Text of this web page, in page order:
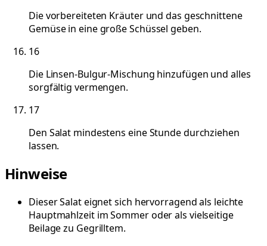
Die vorbereiteten Kräuter und das geschnittene
Gemüse in eine große Schüssel geben.
16
Die Linsen-Bulgur-Mischung hinzufügen und alles
sorgfältig vermengen.
17
Den Salat mindestens eine Stunde durchziehen
lassen.
Hinweise
Dieser Salat eignet sich hervorragend als leichte
Hauptmahlzeit im Sommer oder als vielseitige
Beilage zu Gegrilltem.